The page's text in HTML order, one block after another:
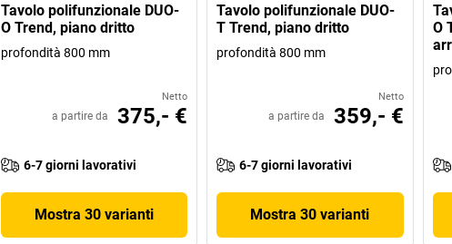
Tavolo polifunzionale DUO-
O Trend, piano dritto
profondità 800 mm
Netto
a partire da 375,- €
6-7 giorni lavorativi
Mostra 30 varianti
Tavolo polifunzionale DUO-
T Trend, piano dritto
profondità 800 mm
Netto
a partire da 359,- €
6-7 giorni lavorativi
Mostra 30 varianti
O